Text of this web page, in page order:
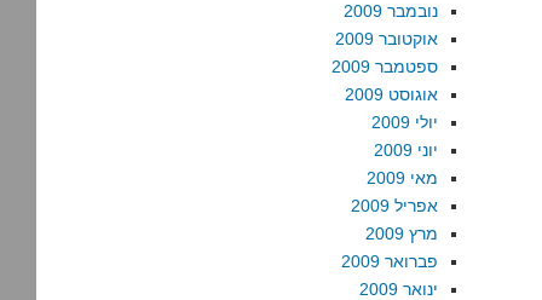
נובמבר 2009
אוקטובר 2009
ספטמבר 2009
אוגוסט 2009
יולי 2009
יוני 2009
מאי 2009
אפריל 2009
מרץ 2009
פברואר 2009
ינואר 2009